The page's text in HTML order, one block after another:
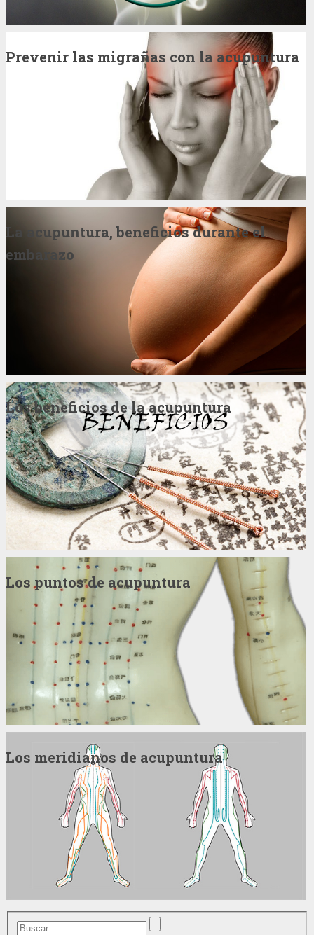
Prevenir las migrañas con la acupuntura
La acupuntura, beneficios durante el
embarazo
Los beneficios de la acupuntura
Los puntos de acupuntura
Los meridianos de acupuntura